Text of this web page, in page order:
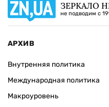
ЗЕРКАЛО
не подводим с
АРХИВ
Внутренняя политика
Международная политика
Макроуровень